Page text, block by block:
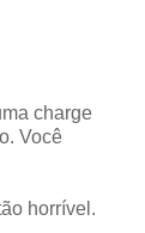
charge
Você
horrível.